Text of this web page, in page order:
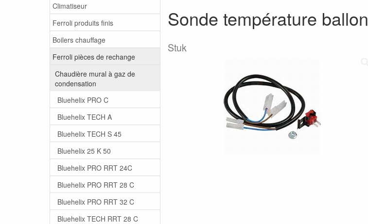
Climatiseur
Ferroli produits finis
Boilers chauffage
Ferroli pièces de rechange
Chaudière mural à gaz de
condensation
Bluehelix PRO C
Bluehelix TECH A
Bluehelix TECH S 45
Bluehelix 25 K 50
Bluehelix PRO RRT 24C
Bluehelix PRO RRT 28 C
Bluehelix PRO RRT 32 C
Bluehelix TECH RRT 28 C
Sonde température ballon
Stuk